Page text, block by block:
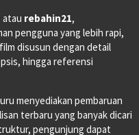
atau rebahin21,
pengguna yang lebih rapi,
disusun dengan detail
hingga referensi
menyediakan pembaruan
terbaru yang banyak dicari
pengunjung dapat